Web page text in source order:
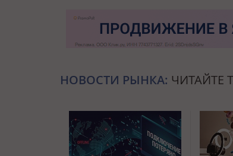
НОВОСТИ РЫНКА: ЧИТАЙТЕ